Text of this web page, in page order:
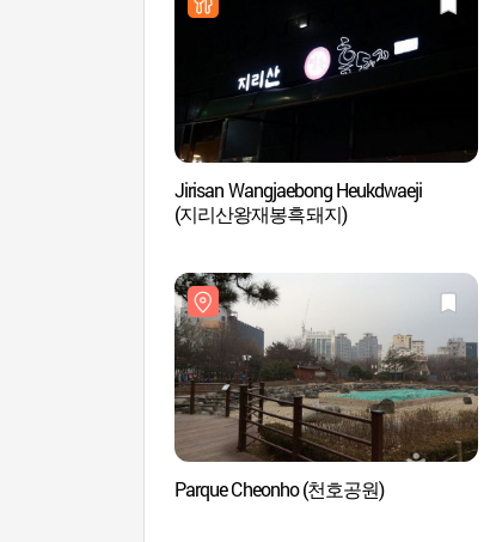
Jirisan Wangjaebong Heukdwaeji
(지리산왕재봉흑돼지)
Parque Cheonho (천호공원)